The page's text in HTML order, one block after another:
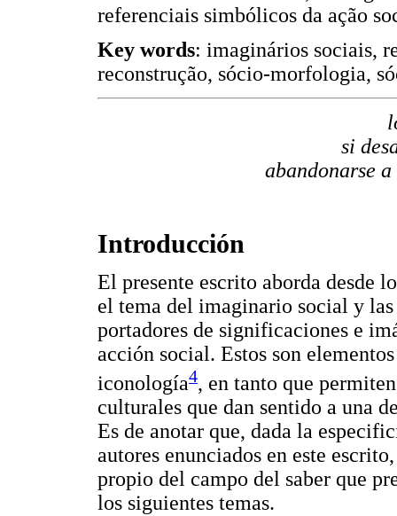
referenciais simbólicos da ação
Key words: imaginários sociais,
reconstrução, sócio-morfologia,
si
abandonarse
Introducción
El presente escrito aborda desde
el tema del imaginario social y
portadores de significaciones e
acción social. Estos son
iconología4, en tanto que
culturales que dan sentido a una
Es de anotar que, dada la
autores enunciados en este
propio del campo del saber que
los siguientes temas.